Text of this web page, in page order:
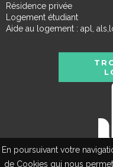
En poursuivant votre
de Cookies qui nous
Résidence privée
Logement étudiant
Aide au logement : apl,